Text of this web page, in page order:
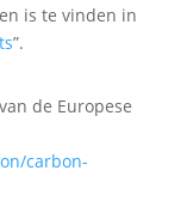
is te vinden in
”.
de Europese
carbon-